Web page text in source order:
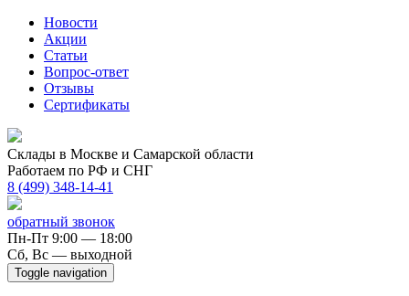
Новости
Акции
Статьи
Вопрос-ответ
Отзывы
Сертификаты
Склады в Москве и Самарской области
Работаем по РФ и СНГ
8 (499) 348-14-41
обратный звонок
Пн-Пт 9:00 — 18:00
Сб, Вс — выходной
Toggle navigation